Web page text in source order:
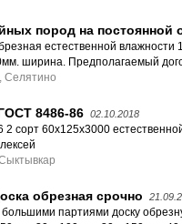
пород на постоянной
естественной
ширина. Предполагаемый
Селятино
8486-86 02.10.2018
сорт 60х125х3000
обрезная срочно
большими партиями доску